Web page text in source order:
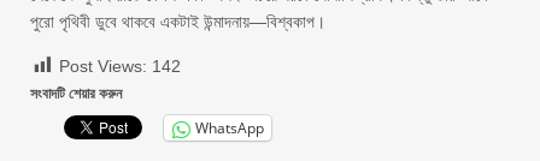
পুরো পৃথিবী ডুবে থাকবে একটাই উন্মাদনায়—বিশ্বকাপ।
Post Views: 142
সংবাদটি শেয়ার করুন
WhatsApp